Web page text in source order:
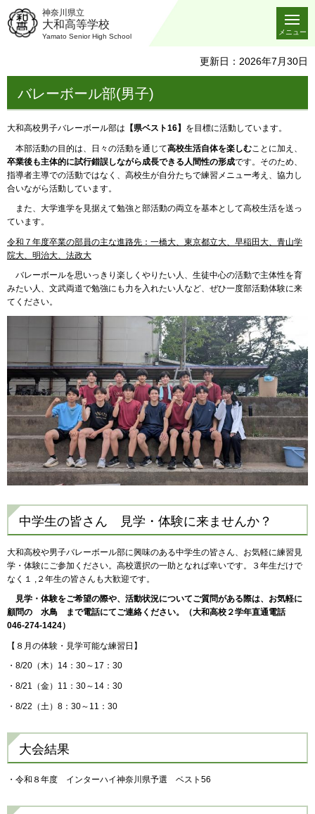
神奈川県立
大和高等学校
Yamato Senior High School
メニュー
更新日：2026年7月30日
バレーボール部(男子)
大和高校男子バレーボール部は 【県ベスト16】 を目標に活動しています。
本部活動の目的は、日々の活動を通じて高校生活自体を楽しむ ことに加え、
卒業後も主体的に試行錯誤しながら成長できる人間性の形成です。そのため、
指導者主導での活動ではなく、高校生が自分たちで練習メニュー考え、協力し
合いながら活動しています。
また、大学進学を見据えて勉強と部活動の両立を基本として高校生活を送っ
ています。
令和７年度卒業の部員の主な進路先：一橋大、東京都立大、早稲田大、青山学
院大、明治大、法政大
バレーボールを思いっきり楽しくやりたい人、生徒中心の活動で主体性を育
みたい人、文武両道で勉強にも力を入れたい人など、ぜひ一度部活動体験に来
てください。
中学生の皆さん 見学・体験に来ませんか？
大和高校や男子バレーボール部に興味のある中学生の皆さん、お気軽に練習見
学・体験にご参加ください。高校選択の一助となれば幸いです。３年生だけで
なく１ ,２年生の皆さんも大歓迎です。
見学・体験をご希望の際や、活動状況についてご質問がある際は、お気軽に
顧問の 水鳥 まで電話にてご連絡ください。（大和高校２学年直通電話
046-274-1424）
【８月の体験・見学可能な練習日】
・8/20（木）14：30～17：30
・8/21（金）11：30～14：30
・8/22（土）8：30～11：30
大会結果
・令和８年度 インターハイ神奈川県予選 ベスト56